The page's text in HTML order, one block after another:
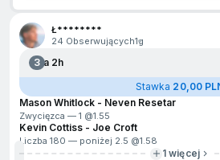
Ł********
24 Obserwujących1g
3Za 2h
Stawka 20,00
Mason Whitlock - Neven Resetar
Zwycięzca — 1 @1.55
Kevin Cottiss - Joe Croft
Liczba 180 — poniżej 2.5 @1.58
1 więcej